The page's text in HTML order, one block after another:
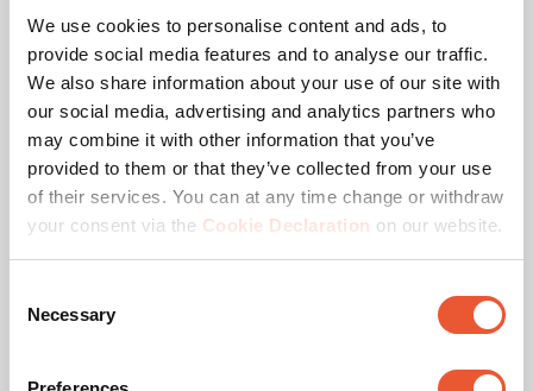
We use cookies to personalise content and ads, to
provide social media features and to analyse our traffic.
We also share information about your use of our site with
our social media, advertising and analytics partners who
may combine it with other information that you’ve
provided to them or that they’ve collected from your use
of their services. You can at any time change or withdraw
your consent via the Cookie Declaration on our website.
Selection
Necessary